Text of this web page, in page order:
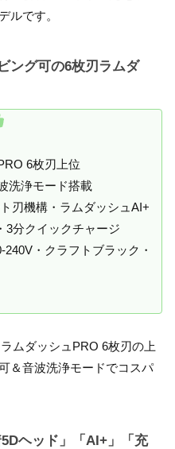
ルです。
ング可の6枚刃ラムダ
6枚刃上位
洗浄モード搭載
刃機構・ラムダッシュAI+
3分クイックチャージ
・クラフトブラック・
ムダッシュPRO 6枚刃の上
＆音波洗浄モードでコスパ
ヘッド」「AI+」「充